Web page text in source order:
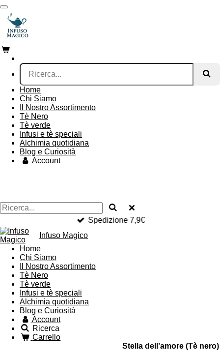
Vai
al
contenuto
principale
Home
Chi Siamo
Il Nostro Assortimento
Tè Nero
Tè verde
Infusi e tè speciali
Alchimia quotidiana
Blog e Curiosità
Account
Spedizione 7,9€
Infuso Magico
Home
Chi Siamo
Il Nostro Assortimento
Tè Nero
Tè verde
Infusi e tè speciali
Alchimia quotidiana
Blog e Curiosità
Account
Ricerca
Carrello
Stella dell’amore (Tè nero)